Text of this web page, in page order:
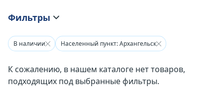
Фильтры
В наличии Населенный пункт: Архангельск
К сожалению, в нашем каталоге нет товаров,
подходящих под выбранные фильтры.